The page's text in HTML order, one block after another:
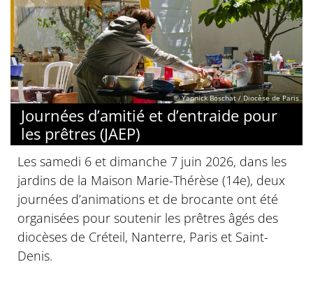
© Yannick Boschat / Diocèse de Paris
Journées d’amitié et d’entraide pour
les prêtres (JAEP)
Les samedi 6 et dimanche 7 juin 2026, dans les
jardins de la Maison Marie-Thérèse (14e), deux
journées d’animations et de brocante ont été
organisées pour soutenir les prêtres âgés des
diocèses de Créteil, Nanterre, Paris et Saint-
Denis.